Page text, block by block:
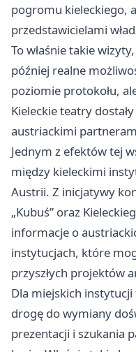
pogromu kieleckiego,
przedstawicielami
To właśnie takie
później realne
poziomie protokołu,
Kieleckie teatry
austriackimi
Jednym z efektów tej
między kieleckimi
Austrii. Z inicjatywy
„Kubuś” oraz
informacje o
instytucjach, które
przyszłych projektów
Dla miejskich
drogę do wymiany
prezentacji i szukania